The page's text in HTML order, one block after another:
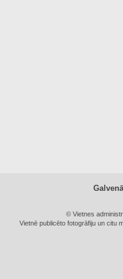
© Vietnes
Vietnē publicēto fotogrāfiju un citu